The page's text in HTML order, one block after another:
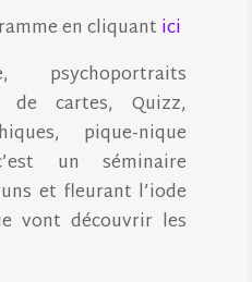
en cliquant ici
de cartes, Quizz,
pique-nique
un séminaire
et fleurant l’iode
vont découvrir les